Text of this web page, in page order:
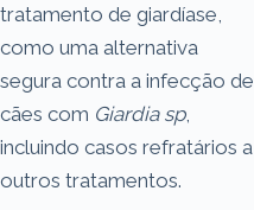
tratamento de giardíase,
como uma alternativa
segura contra a infecção de
cães com Giardia sp,
incluindo casos refratários a
outros tratamentos.